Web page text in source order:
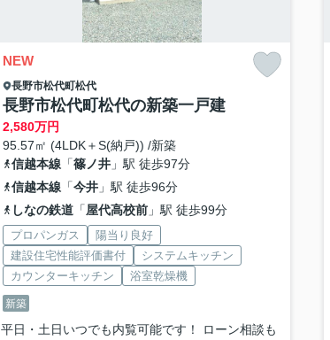
NEW
長野市松代町松代
長野市松代町松代の新築一戸建
2,580万円
95.57㎡ (4LDK＋S(納戸)) /新築
信越本線「篠ノ井」駅 徒歩97分
信越本線「今井」駅 徒歩96分
しなの鉄道「屋代高校前」駅 徒歩99分
プロパンガス
陽当り良好
建設住宅性能評価書付
システムキッチン
カウンターキッチン
浴室乾燥機
新築
平日・土日いつでも内覧可能です！ ローン相談も